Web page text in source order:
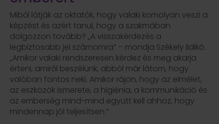
Miből látják az oktatók, hogy valaki komolyan veszi a
képzést és azért tanul, hogy a szakmában
dolgozzon tovább? „A visszakérdezés a
legbiztosabb jel számomra” – mondja Székely Ildikó.
„Amikor valaki rendszeresen kérdez és meg akarja
érteni, amiről beszélünk, abból már látom, hogy
valóban fontos neki. Amikor rájön, hogy az elmélet,
az eszközök ismerete, a higiénia, a kommunikáció és
az emberség mind-mind együtt kell ahhoz, hogy
mindennap jól teljesítsen.”